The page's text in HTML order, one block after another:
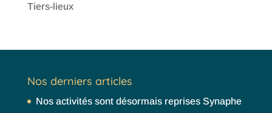
Tiers-lieux
Nos derniers articles
Nos activités sont désormais reprises Synaphe